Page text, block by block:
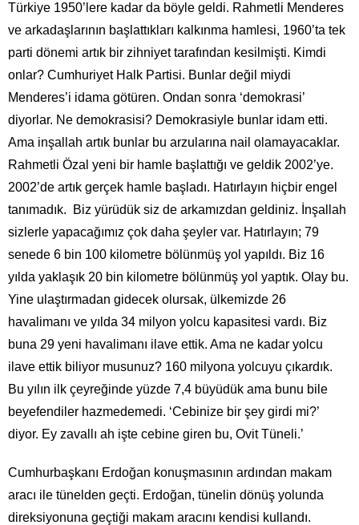
Türkiye 1950’lere kadar da böyle geldi. Rahmetli Menderes
ve arkadaşlarının başlattıkları kalkınma hamlesi, 1960’ta tek
parti dönemi artık bir zihniyet tarafından kesilmişti. Kimdi
onlar? Cumhuriyet Halk Partisi. Bunlar değil miydi
Menderes’i idama götüren. Ondan sonra ‘demokrasi’
diyorlar. Ne demokrasisi? Demokrasiyle bunlar idam etti.
Ama inşallah artık bunlar bu arzularına nail olamayacaklar.
Rahmetli Özal yeni bir hamle başlattığı ve geldik 2002’ye.
2002’de artık gerçek hamle başladı. Hatırlayın hiçbir engel
tanımadık. Biz yürüdük siz de arkamızdan geldiniz. İnşallah
sizlerle yapacağımız çok daha şeyler var. Hatırlayın; 79
senede 6 bin 100 kilometre bölünmüş yol yapıldı. Biz 16
yılda yaklaşık 20 bin kilometre bölünmüş yol yaptık. Olay bu.
Yine ulaştırmadan gidecek olursak, ülkemizde 26
havalimanı ve yılda 34 milyon yolcu kapasitesi vardı. Biz
buna 29 yeni havalimanı ilave ettik. Ama ne kadar yolcu
ilave ettik biliyor musunuz? 160 milyona yolcuyu çıkardık.
Bu yılın ilk çeyreğinde yüzde 7,4 büyüdük ama bunu bile
beyefendiler hazmedemedi. ‘Cebinize bir şey girdi mi?’
diyor. Ey zavallı ah işte cebine giren bu, Ovit Tüneli.’
Cumhurbaşkanı Erdoğan konuşmasının ardından makam
aracı ile tünelden geçti. Erdoğan, tünelin dönüş yolunda
direksiyonuna geçtiği makam aracını kendisi kullandı.